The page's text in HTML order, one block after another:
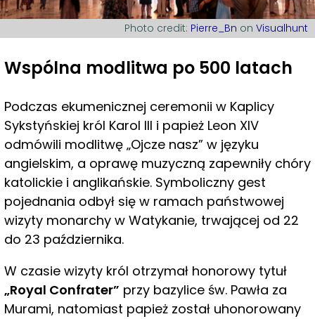
Photo credit: Pierre_Bn on Visualhunt
Wspólna modlitwa po 500 latach
Podczas ekumenicznej ceremonii w Kaplicy
Sykstyńskiej król Karol III i papież Leon XIV
odmówili modlitwę „Ojcze nasz” w języku
angielskim, a oprawę muzyczną zapewniły chóry
katolickie i anglikańskie. Symboliczny gest
pojednania odbył się w ramach państwowej
wizyty monarchy w Watykanie, trwającej od 22
do 23 października.
W czasie wizyty król otrzymał honorowy tytuł
„Royal Confrater” przy bazylice św. Pawła za
Murami, natomiast papież został uhonorowany